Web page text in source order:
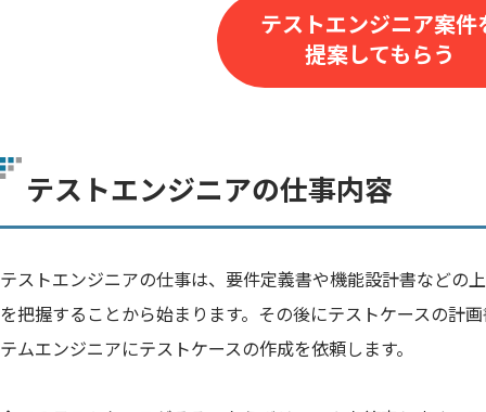
テストエンジニア案件
提案してもらう
テストエンジニアの仕事内容
テストエンジニアの仕事は、要件定義書や機能設計書などの
を把握することから始まります。その後にテストケースの計
テムエンジニアにテストケースの作成を依頼します。